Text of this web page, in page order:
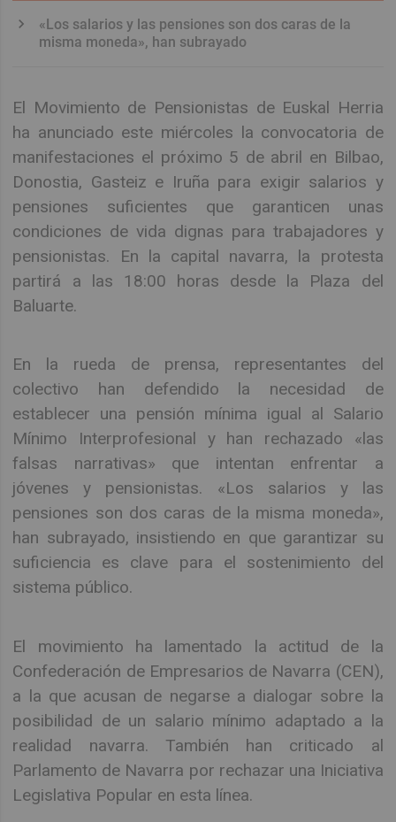
«Los salarios y las pensiones son dos caras de la
misma moneda», han subrayado
El Movimiento de Pensionistas de Euskal Herria
ha anunciado este miércoles la convocatoria de
manifestaciones el próximo 5 de abril en Bilbao,
Donostia, Gasteiz e Iruña para exigir salarios y
pensiones suficientes que garanticen unas
condiciones de vida dignas para trabajadores y
pensionistas. En la capital navarra, la protesta
partirá a las 18:00 horas desde la Plaza del
Baluarte.
En la rueda de prensa, representantes del
colectivo han defendido la necesidad de
establecer una pensión mínima igual al Salario
Mínimo Interprofesional y han rechazado «las
falsas narrativas» que intentan enfrentar a
jóvenes y pensionistas. «Los salarios y las
pensiones son dos caras de la misma moneda»,
han subrayado, insistiendo en que garantizar su
suficiencia es clave para el sostenimiento del
sistema público.
El movimiento ha lamentado la actitud de la
Confederación de Empresarios de Navarra (CEN),
a la que acusan de negarse a dialogar sobre la
posibilidad de un salario mínimo adaptado a la
realidad navarra. También han criticado al
Parlamento de Navarra por rechazar una Iniciativa
Legislativa Popular en esta línea.